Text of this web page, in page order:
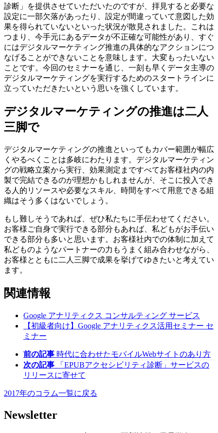
診断」を提供させていただいたのですが、拝見すると必要な
設定に一部欠落があったり、設定が間違っていて意図した効
果を得られていないといった状況が散見されました。これは
つまり、今手元にあるデータが不正確な可能性があり、すぐ
にはデジタルマーケティング推進の具体的なアクションにつ
なげることができないことを意味します。大変もったいない
ことです。今回のセミナーを通じ、一刻も早くデータ主導の
デジタルマーケティングを実行するためのスタートラインに
立っていただきたいという思いを強くしています。
デジタルマーケティングの推進は二人
三脚で
デジタルマーケティングの推進といってもカバー範囲が幅広
くやるべくことは多岐にわたります。デジタルマーケティン
グの戦略立案から実行、効果測定まですべてお客様社内の内
製で完結できるのが理想かもしれませんが、そこに投入でき
る人的リソースや必要なスキル、時間をすべて用意できる組
織はそう多くはないでしょう。
もし難しそうであれば、ぜひ私たちに手伝わせてください。
お客様ご自身で実行できる部分もあれば、私どもがお手伝い
できる部分も多いと思います。お客様社内での体制に加えて
私どものようなパートナーの力もうまく組み合わせながら、
お客様とともに二人三脚で成果を挙げてゆきたいと考えてい
ます。
関連情報
Google アナリティクス コンサルティング サービス
【初級者向け】Google アナリティクス活用セミナー セ
ミナー
前の記事 時代に合わせたモバイルWebサイトのあり方
次の記事
「EPUBアクセシビリティ診断」サービスの
リリースに寄せて
2017年のコラム一覧に戻る
Newsletter